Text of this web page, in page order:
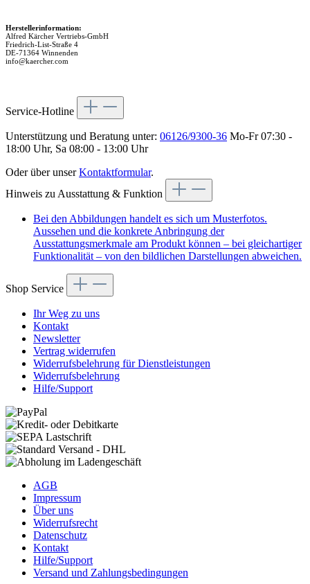
Herstellerinformation:
Alfred Kärcher Vertriebs-GmbH
Friedrich-List-Straße 4
DE-71364 Winnenden
info@kaercher.com
Service-Hotline
Unterstützung und Beratung unter: 06126/9300-36 Mo-Fr 07:30 -
18:00 Uhr, Sa 08:00 - 13:00 Uhr
Oder über unserKontaktformular.
Hinweis zu Ausstattung & Funktion
Bei den Abbildungen handelt es sich um Musterfotos.
Aussehen und die konkrete Anbringung der
Ausstattungsmerkmale am Produkt können – bei gleichartiger
Funktionalität – von den bildlichen Darstellungen abweichen.
Shop Service
Ihr Weg zu uns
Kontakt
Newsletter
Vertrag widerrufen
Widerrufsbelehrung für Dienstleistungen
Widerrufsbelehrung
Hilfe/Support
AGB
Impressum
Über uns
Widerrufsrecht
Datenschutz
Kontakt
Hilfe/Support
Versand und Zahlungsbedingungen